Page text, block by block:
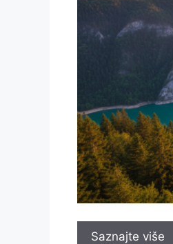
Saznajte više